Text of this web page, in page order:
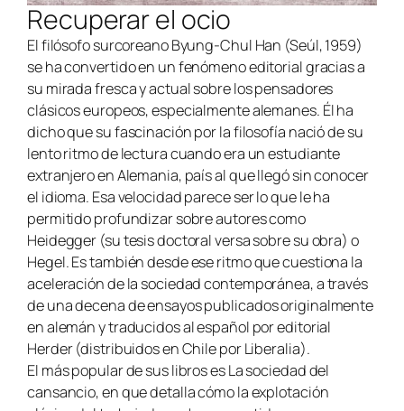
Recuperar el ocio
El filósofo surcoreano Byung-Chul Han (Seúl, 1959)
se ha convertido en un fenómeno editorial gracias a
su mirada fresca y actual sobre los pensadores
clásicos europeos, especialmente alemanes. Él ha
dicho que su fascinación por la filosofía nació de su
lento ritmo de lectura cuando era un estudiante
extranjero en Alemania, país al que llegó sin conocer
el idioma. Esa velocidad parece ser lo que le ha
permitido profundizar sobre autores como
Heidegger (su tesis doctoral versa sobre su obra) o
Hegel. Es también desde ese ritmo que cuestiona la
aceleración de la sociedad contemporánea, a través
de una decena de ensayos publicados originalmente
en alemán y traducidos al español por editorial
Herder (distribuidos en Chile por Liberalia).
El más popular de sus libros es La sociedad del
cansancio, en que detalla cómo la explotación